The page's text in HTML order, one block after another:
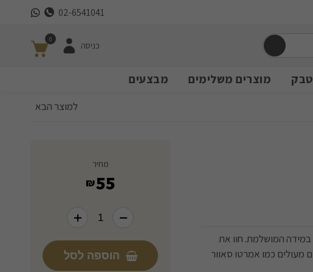
02-6541041
0
כניסה
טבק מוצרים משלימים מבצעים
למוצר הבא
המושלמת. חוו את
מעולים כמו אמרטו סאוור
מחיר
55
₪
הוספה לסל